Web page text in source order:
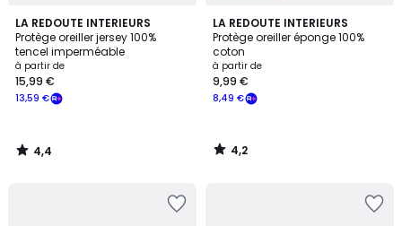
LA REDOUTE INTERIEURS
Protège oreiller jersey 100%
tencel imperméable
Prix
à
partir
15,99
€
à partir de
13,59 €
15,99 €
4,4
/ 5
4,4
/
LA REDOUTE INTERIEURS
Protège oreiller éponge 100%
coton
à partir de
8,49 €
9,99 €
4,2
/ 5
4,2
/